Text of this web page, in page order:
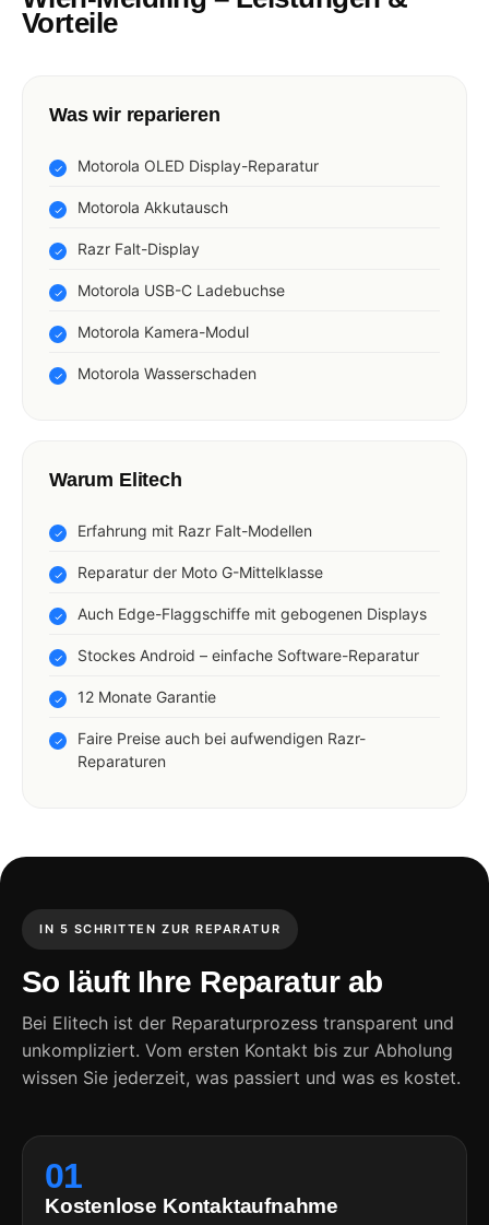
Vorteile
Was wir reparieren
Motorola OLED Display-Reparatur
Motorola Akkutausch
Razr Falt-Display
Motorola USB-C Ladebuchse
Motorola Kamera-Modul
Motorola Wasserschaden
Warum Elitech
Erfahrung mit Razr Falt-Modellen
Reparatur der Moto G-Mittelklasse
Auch Edge-Flaggschiffe mit gebogenen Displays
Stockes Android – einfache Software-Reparatur
12 Monate Garantie
Faire Preise auch bei aufwendigen Razr-
Reparaturen
IN 5 SCHRITTEN ZUR REPARATUR
So läuft Ihre Reparatur ab
Bei Elitech ist der Reparaturprozess transparent und
unkompliziert. Vom ersten Kontakt bis zur Abholung
wissen Sie jederzeit, was passiert und was es kostet.
01
Kostenlose Kontaktaufnahme